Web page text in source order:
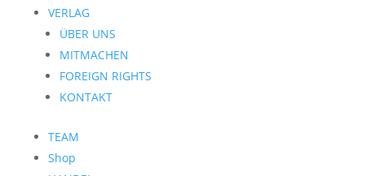
VERLAG
ÜBER UNS
MITMACHEN
FOREIGN RIGHTS
KONTAKT
TEAM
Shop